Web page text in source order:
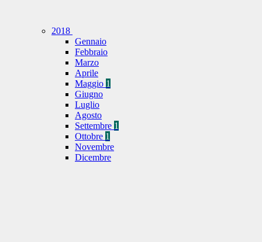
2018
Gennaio
Febbraio
Marzo
Aprile
Maggio 1
Giugno
Luglio
Agosto
Settembre 1
Ottobre 1
Novembre
Dicembre